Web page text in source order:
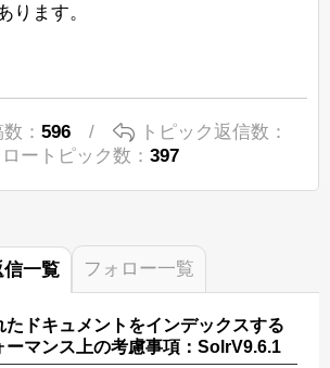
ります。
： 596 /
トピック返信数：
ートピック数： 397
信一覧 フォロー一覧
たドキュメントをインデックスする
ーマンス上の考慮事項：SolrV9.6.1